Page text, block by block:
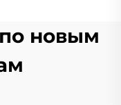
новым